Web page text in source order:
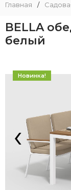
Главная /
BELLA
белый
Новинка!
‹